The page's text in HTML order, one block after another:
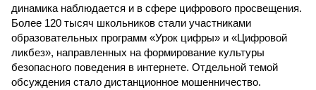
динамика наблюдается и в сфере цифрового просвещения.
Более 120 тысяч школьников стали участниками
образовательных программ «Урок цифры» и «Цифровой
ликбез», направленных на формирование культуры
безопасного поведения в интернете. Отдельной темой
обсуждения стало дистанционное мошенничество.